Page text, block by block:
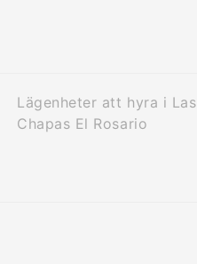
Lägenheter att hyra i Las
Chapas El Rosario